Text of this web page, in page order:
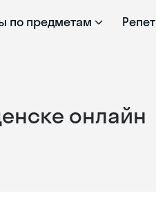
по предметам
онлайн